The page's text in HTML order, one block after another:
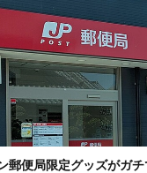
郵便局限定グッズがガ